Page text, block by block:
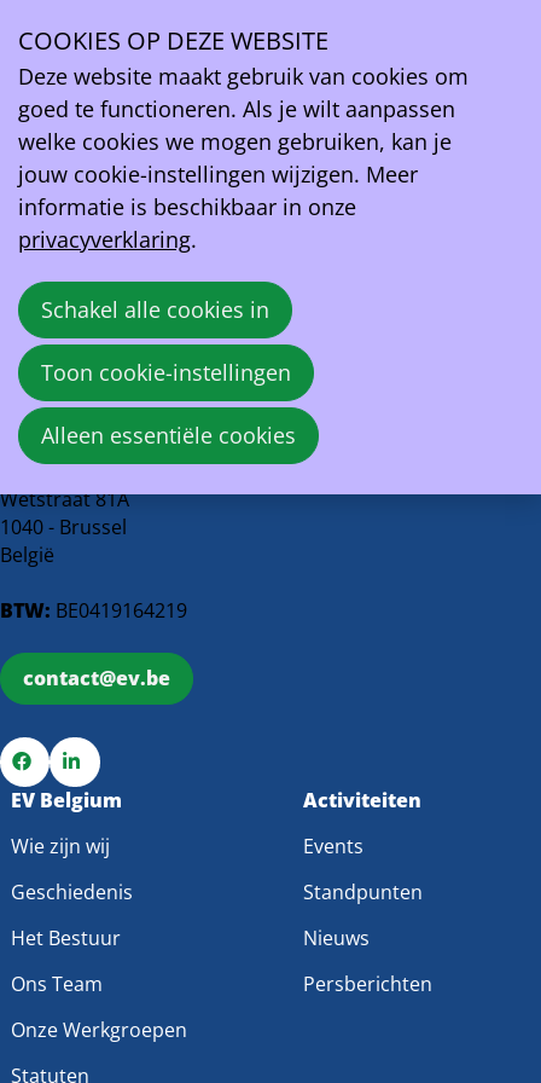
Een gebrek aan elektrische oplaadpunten in
Wallonië
20 februari 2025 om 18:00
LN24
Deel
dit
bericht
Facebook
X LinkedIn
E-mail
Terug naar overzicht
EV Belgium vzw
Wetstraat 81A
1040 - Brussel
België
BTW: BE0419164219
contact@ev.be
Ga
Facebook
Ga
LinkedIn
EV Belgium
Wie zijn wij
Geschiedenis
Het Bestuur
Ons Team
Onze Werkgroepen
Statuten
Activiteiten
Events
Standpunten
Nieuws
Persberichten
COOKIES OP DEZE WEBSITE
Deze website maakt gebruik van cookies om
goed te functioneren. Als je wilt aanpassen
welke cookies we mogen gebruiken, kan je
jouw cookie-instellingen wijzigen. Meer
informatie is beschikbaar in onze
privacyverklaring.
Schakel alle cookies in
Toon cookie-instellingen
Alleen essentiële cookies